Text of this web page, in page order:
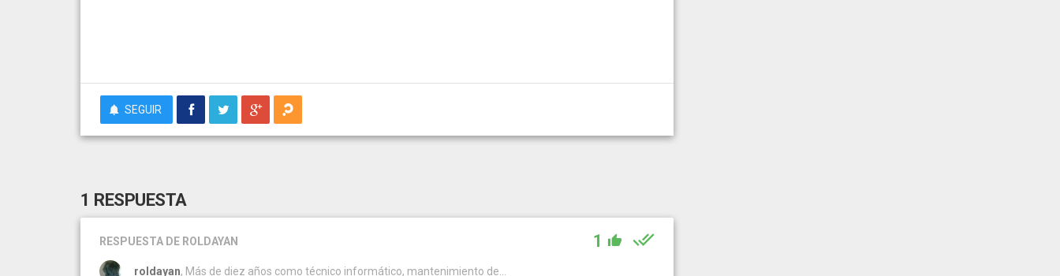
SEGUIR
1 RESPUESTA
RESPUESTA DE ROLDAYAN 1
roldayan, Más de diez años como técnico informático, mantenimiento de...